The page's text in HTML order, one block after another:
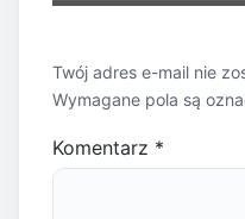
Twój adres e-mail nie
Wymagane pola są
Komentarz *